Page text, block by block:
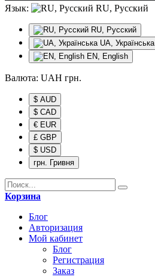
Язык: RU, Русский
RU, Русский
UA, Українська
EN, English
Валюта: UAH грн.
$ AUD
$ CAD
€ EUR
£ GBP
$ USD
грн. Гривня
Корзина
Блог
Авторизация
Мой кабинет
Блог
Регистрация
Заказ